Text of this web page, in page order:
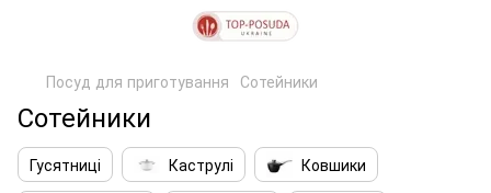
Посуд для приготування Сотейники
Сотейники
Гусятниці Каструлі
Ковшики